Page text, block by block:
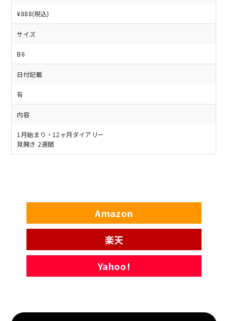
¥888(税込)
サイズ
B6
日付記載
有
内容
1月始まり・12ヶ月ダイアリー
見開き 2週間
Amazon
楽天
Yahoo!